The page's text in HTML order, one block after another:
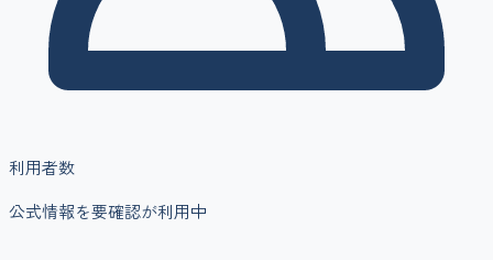
利用者数
公式情報を要確認が利用中